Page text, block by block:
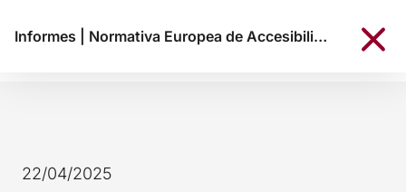
Informes Normativa Europea de Accesibilidad Digital
22/04/2025